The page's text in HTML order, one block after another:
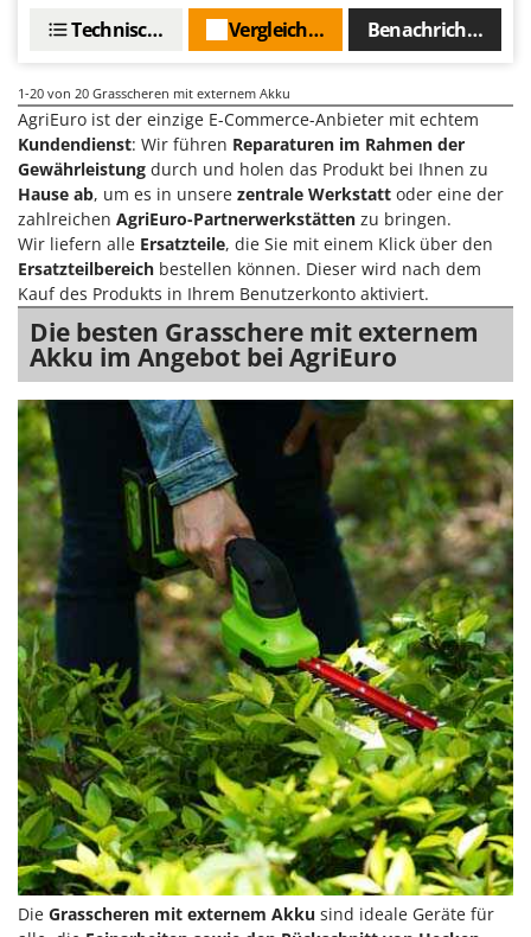
Benachrichtigen
Vergleichen Sie
Technische Daten
1-20 von 20 Grasscheren mit externem Akku
AgriEuro ist der einzige E-Commerce-Anbieter mit echtem
Kundendienst: Wir führen Reparaturen im Rahmen der
Gewährleistung durch und holen das Produkt bei Ihnen zu
Hause ab, um es in unsere zentrale Werkstatt oder eine der
zahlreichen AgriEuro-Partnerwerkstätten zu bringen.
Wir liefern alle Ersatzteile, die Sie mit einem Klick über den
Ersatzteilbereich bestellen können. Dieser wird nach dem
Kauf des Produkts in Ihrem Benutzerkonto aktiviert.
Die besten Grasschere mit externem
Akku im Angebot bei AgriEuro
Die Grasscheren mit externem Akku sind ideale Geräte für